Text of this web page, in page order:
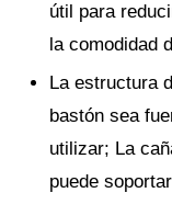
útil para
la comodidad
La estructura
bastón sea
utilizar; La
puede